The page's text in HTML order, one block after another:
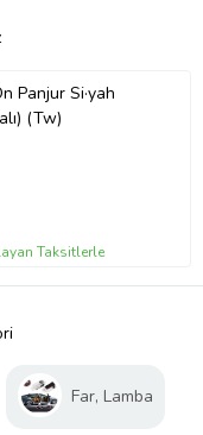
Panjur Si·yah
(Tw)
Taksitlerle
Far, Lamba